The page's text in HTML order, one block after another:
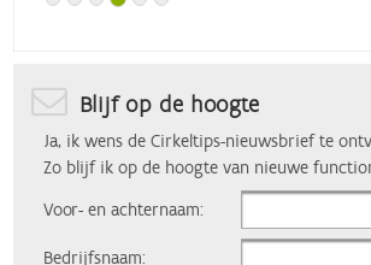
Blijf op de hoogte
Ja, ik wens de Cirkeltips-nieuwsbrief te
Zo blijf ik op de hoogte van nieuwe
Voor- en achternaam:
Bedrijfsnaam: